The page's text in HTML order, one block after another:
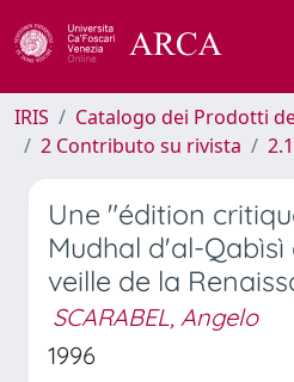
IRIS
Catalogo dei Prodotti
2 Contributo su rivista
Une "édition
Mudhal d'al-Qabìsì
veille de la
SCARABEL, Angelo
1996